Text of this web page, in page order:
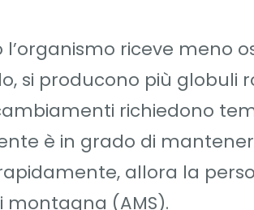
l’organismo riceve meno
si producono più globuli
richiedono
è in grado di
allora la
montagna (AMS).